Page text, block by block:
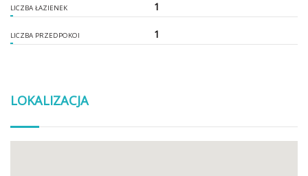
LICZBA ŁAZIENEK 1
LICZBA PRZEDPOKOI 1
LOKALIZACJA